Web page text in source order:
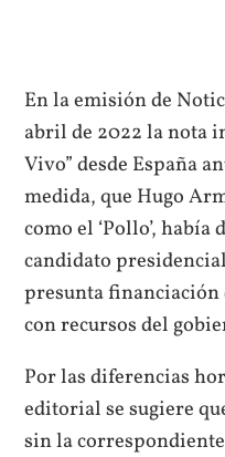
En la emisión de
abril de 2022 la nota
Vivo” desde España
medida, que Hugo
como el ‘Pollo’,
candidato
presunta financiación
con recursos del
Por las diferencias
editorial se sugiere
sin la